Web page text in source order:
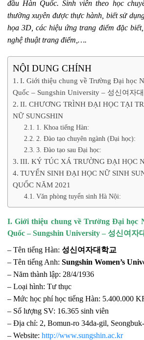
đầu Hàn Quốc. Sinh viên theo học
thường xuyên được thực hành, biết sử
họa 3D, các hiệu ứng trang điểm đặc
nghệ thuật trang điểm,….
NỘI DUNG CHÍNH
I. Giới thiệu chung về Trường Đại học
Quốc – Sungshin University – 성신여자
II. CHƯƠNG TRÌNH ĐẠI HỌC TẠI
NỮ SUNGSHIN
1. Khoa tiếng Hàn:
2. Đào tạo chuyên ngành (Đại học):
3. Đào tạo sau Đại học:
III. KÝ TÚC XÁ TRƯỜNG ĐẠI HỌC
TUYỂN SINH ĐẠI HỌC NỮ SINH
QUỐC NĂM 2021
Văn phòng tuyển sinh Hà Nội:
I. Giới thiệu chung về Trường Đại học
Quốc – Sungshin University – 성신여자
– Tên tiếng Hàn: 성신여자대학교
– Tên tiếng Anh: Sungshin Women’s
– Năm thành lập: 28/4/1936
– Loại hình: Tư thục
– Mức học phí học tiếng Hàn: 5.400.000
– Số lượng SV: 16.365 sinh viên
– Địa chỉ: 2, Bomun-ro 34da-gil,
– Website: http://www.sungshin.ac.kr